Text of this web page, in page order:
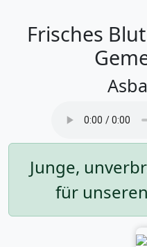
Frisches
Junge,
für